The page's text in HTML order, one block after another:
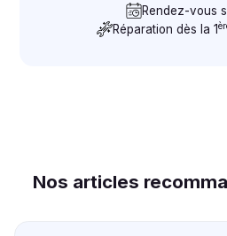
Rendez-vous
Réparation dès la 1
Nos articles